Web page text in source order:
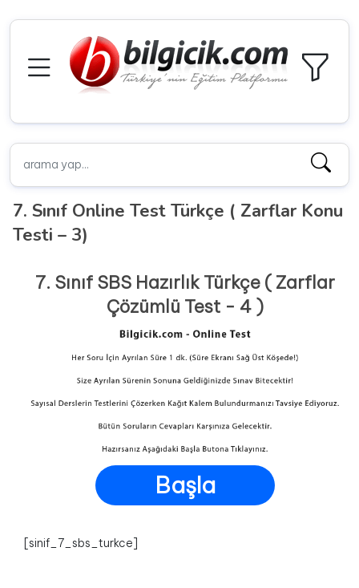
7. Sınıf Online Test Türkçe ( Zarflar Konu
Testi – 3)
7. Sınıf SBS Hazırlık Türkçe ( Zarflar
Çözümlü Test - 4 )
Başla
[sinif_7_sbs_turkce]